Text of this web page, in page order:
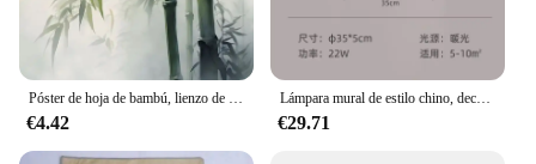
€4.42
Lámpara mural de estilo chino, decoración de pared de estilo chino, pasillo, sala de té, porche, fondo
€29.71